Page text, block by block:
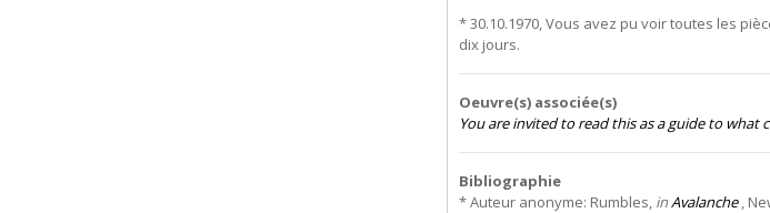
* 30.10.1970, Vous avez pu voir toutes les
dix jours.
Oeuvre(s) associée(s)
You are invited to read this as a guide to what
Bibliographie
* Auteur anonyme: Rumbles, inAvalanche,